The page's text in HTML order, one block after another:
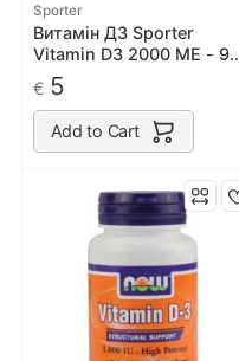
Sporter
Витамін Д3 Sporter
Vitamin D3 2000 ME - 90
softgel
€ 5
Add to Cart